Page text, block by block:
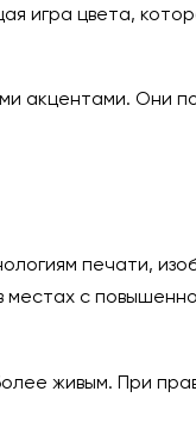
игра цвета,
акцентами. Они
печати,
с
живым. При